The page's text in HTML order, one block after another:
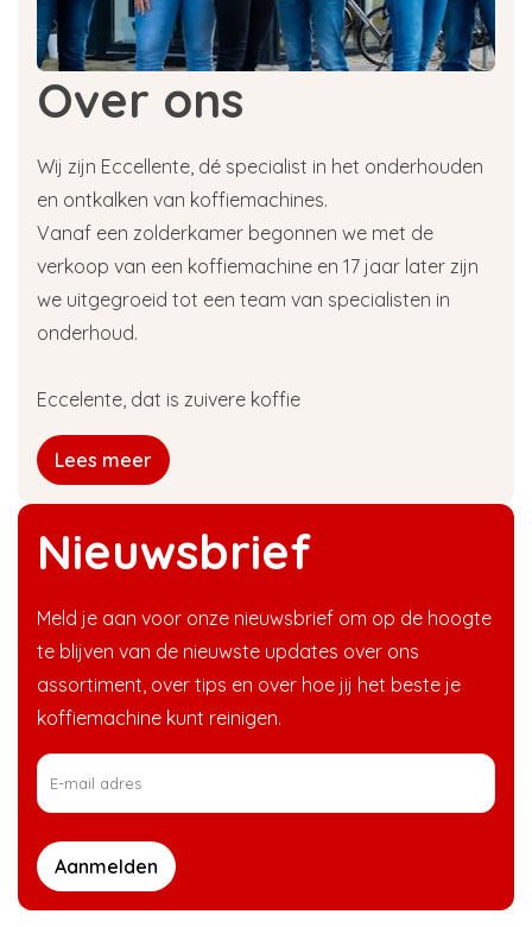
Nieuwsbrief
Meld je aan voor onze nieuwsbrief om op de hoogte
te blijven van de nieuwste updates over ons
assortiment, over tips en over hoe jij het beste je
koffiemachine kunt reinigen.
Aanmelden
Over ons
Wij zijn Eccellente, dé specialist in het onderhouden
en ontkalken van koffiemachines.
Vanaf een zolderkamer begonnen we met de
verkoop van een koffiemachine en 17 jaar later zijn
we uitgegroeid tot een team van specialisten in
onderhoud.
Eccelente, dat is zuivere koffie
Lees meer